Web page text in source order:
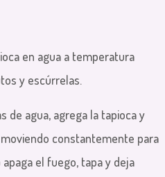
en agua a temperatura
y escúrrelas.
de agua, agrega la tapioca y
constantemente para
el fuego, tapa y deja